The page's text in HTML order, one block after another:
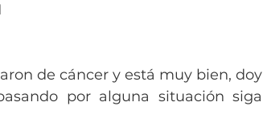
de cáncer y está muy bien, doy
por alguna situación siga